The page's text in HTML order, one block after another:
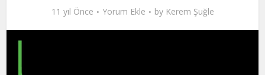
11 yıl Önce Yorum Ekle by Kerem Şuğle